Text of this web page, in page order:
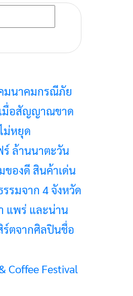
มนาคมกรณีภัย
มื่อสัญญาณขาด
ม่หยุด
ล้านนาตะวัน
ของดี สินค้าเด่น
รมจาก 4 จังหวัด
แพร่ และน่าน
ตจากศิลปินชื่อ
Coffee Festival